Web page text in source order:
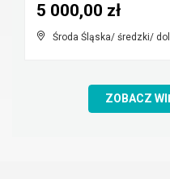
Środa Śląska/ średzki/
5 000,00 zł
ZOBACZ